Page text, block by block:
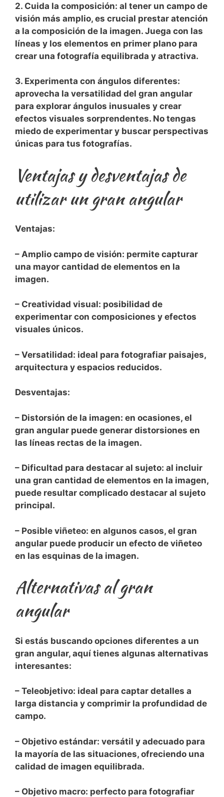
2. ⁣Cuida la composición: ⁤al tener un campo de
visión más amplio, es crucial prestar atención
a la composición de la imagen. Juega con las
líneas y los elementos en ​primer plano para⁣
crear una fotografía equilibrada y atractiva.
3. Experimenta con ángulos diferentes:
aprovecha la versatilidad del gran angular
para explorar ángulos inusuales y crear
efectos visuales‌ sorprendentes. No tengas
miedo de experimentar y buscar perspectivas
únicas para tus fotografías.
Ventajas y desventajas de
utilizar un gran angular
Ventajas:
– Amplio campo de visión: permite capturar
una mayor cantidad⁢ de elementos en la
imagen.
– Creatividad visual: posibilidad de
experimentar con composiciones y efectos
‌visuales únicos.
– Versatilidad: ideal ⁢para fotografiar paisajes,
⁣arquitectura y espacios reducidos.
Desventajas:
– Distorsión de la imagen: en ⁤ocasiones, el
gran angular puede generar ⁤distorsiones en
las líneas rectas de la imagen.
– Dificultad para destacar al sujeto: al incluir
una gran cantidad de elementos⁢ en la ‌imagen,
puede resultar complicado destacar al sujeto
principal.
– Posible viñeteo: en algunos casos, el gran
angular⁤ puede producir un efecto de viñeteo⁣
en las ‍esquinas de la‍ imagen.
Alternativas al gran
angular
Si estás buscando opciones diferentes a un
gran angular, aquí⁣ tienes algunas alternativas
interesantes:
– Teleobjetivo: ideal para captar detalles a
larga distancia y comprimir la profundidad de
campo.
– Objetivo estándar: versátil y adecuado para
la mayoría de las situaciones,⁢ ofreciendo una
⁤calidad de imagen equilibrada.
– ‍Objetivo macro: perfecto para fotografiar